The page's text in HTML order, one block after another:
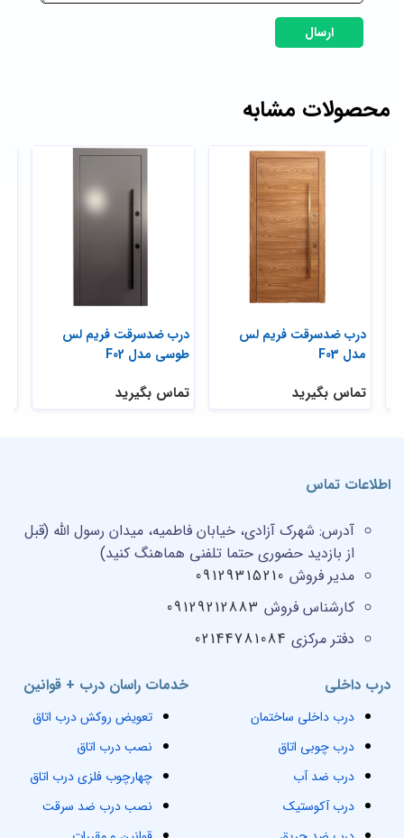
ارسال
محصولات مشابه
درب ضدسرقت فریم لس
طوسی مدل F02
تماس بگیرید
درب ضدسرقت فریم لس
مدل F03
تماس بگیرید
خدمات راسان درب + قوانین
تعویض روکش درب اتاق
نصب درب اتاق
چهارچوب فلزی درب اتاق
نصب درب ضد سرقت
درب داخلی
درب داخلی ساختمان
درب چوبی اتاق
درب ضد آب
درب آکوستیک
اطلاعات تماس
آدرس: شهرک آزادی، خیابان فاطمیه، میدان رسول الله (قبل
از بازدید حضوری حتما تلفنی هماهنگ کنید)
مدیر فروش 09129315210
کارشناس فروش 09129212883
دفتر مرکزی 02144781084